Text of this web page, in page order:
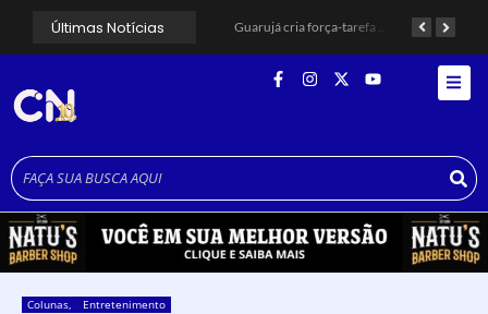
Últimas Notícias Cubatão orienta população sobre esquema vacinal contra sarampo e poliomielite
Colunas, Entretenimento